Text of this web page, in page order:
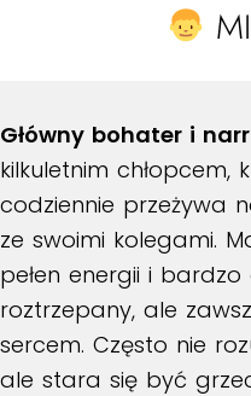
Główny bohater i
kilkuletnim chłopcem,
codziennie przeżywa
ze swoimi kolegami.
pełen energii i
roztrzepany, ale
sercem. Często nie
ale stara się być